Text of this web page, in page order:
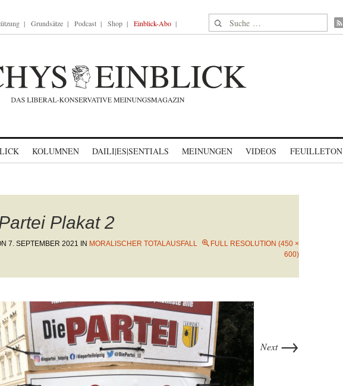
Grundsätze Podcast Shop Einblick-Abo Suche nach:
KOLUMNEN DAILI|ES|SENTIALS MEINUNGEN VIDEOS FEUILLETON
Plakat 2
7. SEPTEMBER 2021 IN MORALISCHER TOTALAUSFALL
FULL RESOLUTION (450 ×
600)
Next →